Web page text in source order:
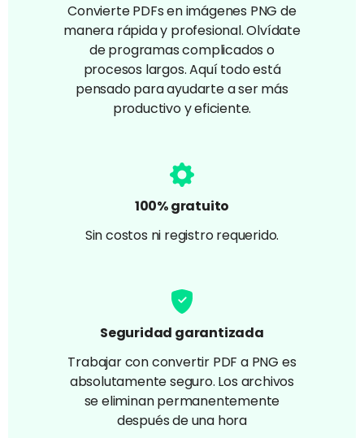
Convierte PDFs en imágenes PNG de
manera rápida y profesional. Olvídate
de programas complicados o
procesos largos. Aquí todo está
pensado para ayudarte a ser más
productivo y eficiente.
100% gratuito
Sin costos ni registro requerido.
Seguridad garantizada
Trabajar con convertir PDF a PNG es
absolutamente seguro. Los archivos
se eliminan permanentemente
después de una hora